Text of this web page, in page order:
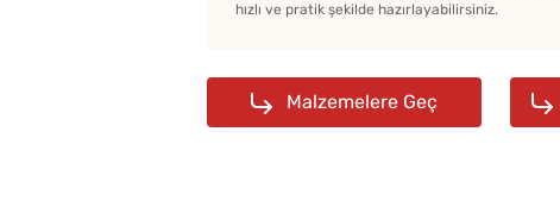
hızlı ve pratik şekilde hazırlayabilirsiniz.
Malzemelere Geç